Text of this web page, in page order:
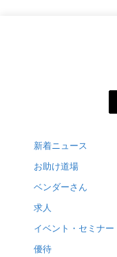
新着ニュース
お助け道場
ベンダーさん
求人
イベント・セミナー
優待